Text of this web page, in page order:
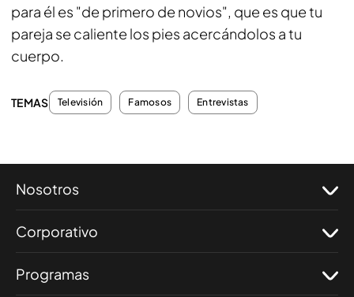
para él es "de primero de novios", que es que tu
pareja se caliente los pies acercándolos a tu
cuerpo.
TEMAS Televisión Famosos Entrevistas
Nosotros
Corporativo
Programas